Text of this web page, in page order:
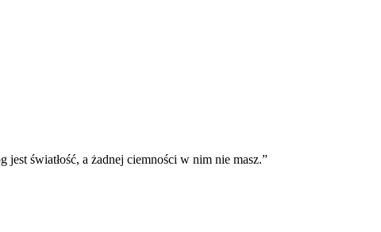
światłość, a żadnej ciemności w nim nie masz.”